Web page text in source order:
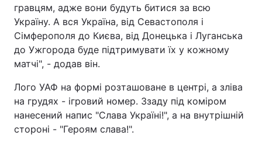
гравцям, адже вони будуть битися за всю
Україну. А вся Україна, від Севастополя і
Сімферополя до Києва, від Донецька і Луганська
до Ужгорода буде підтримувати їх у кожному
матчі", - додав він.
Лого УАФ на формі розташоване в центрі, а зліва
на грудях - ігровий номер. Ззаду під коміром
нанесений напис "Слава Україні!", а на внутрішній
стороні - "Героям слава!".